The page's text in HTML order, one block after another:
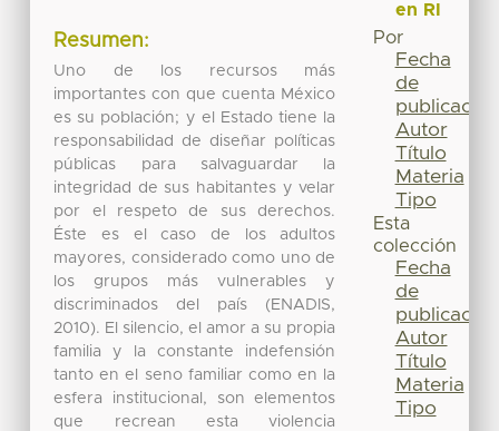
Resumen:
Uno de los recursos más
importantes con que cuenta México
es su población; y el Estado tiene la
responsabilidad de diseñar políticas
públicas para salvaguardar la
integridad de sus habitantes y velar
por el respeto de sus derechos.
Éste es el caso de los adultos
mayores, considerado como uno de
los grupos más vulnerables y
discriminados del país (ENADIS,
2010). El silencio, el amor a su propia
familia y la constante indefensión
tanto en el seno familiar como en la
esfera institucional, son elementos
que recrean esta violencia
en RI
Por
Fecha
de
publicación
Autor
Título
Materia
Tipo
Esta
colección
Fecha
de
publicación
Autor
Título
Materia
Tipo